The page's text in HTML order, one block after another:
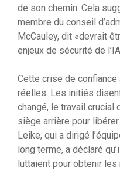
de son chemin. Cela
membre du conseil
McCauley, dit «devrait
enjeux de sécurité de
Cette crise de
réelles. Les initiés
changé, le travail crucial
siège arrière pour
Leike, qui a dirigé
long terme, a déclaré
luttaient pour obtenir